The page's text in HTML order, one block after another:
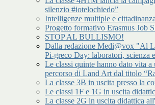
silenzio #iotelochiedo”
Intelligenze multiple e
Progetto formativo Erasmus Job
STOP AL BULLISMO!
Dalla redazione Medi@vox "Al
Pi-greco Day: laboratori, scienza
Le classi quinte hanno dato vita a
percorso di Land Art dal titolo
La classe 3B in uscita presso la
Le classi 1F e 1G in uscita
La classe 2G in uscita didattica